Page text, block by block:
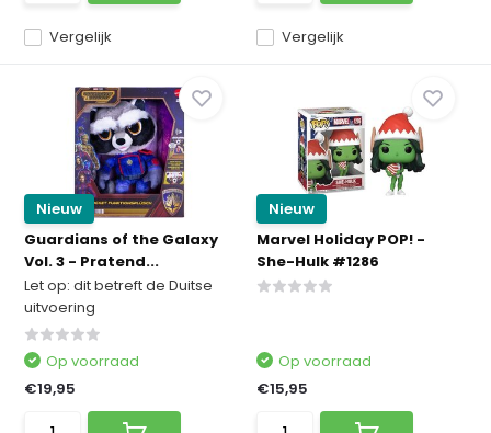
Vergelijk Vergelijk
Nieuw
Guardians of the Galaxy
Vol. 3 - Pratend...
Let op: dit betreft de Duitse
uitvoering
Op voorraad
€19,95
Nieuw
Marvel Holiday POP! -
She-Hulk #1286
Op voorraad
€15,95